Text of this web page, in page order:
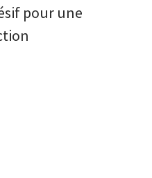
pour une